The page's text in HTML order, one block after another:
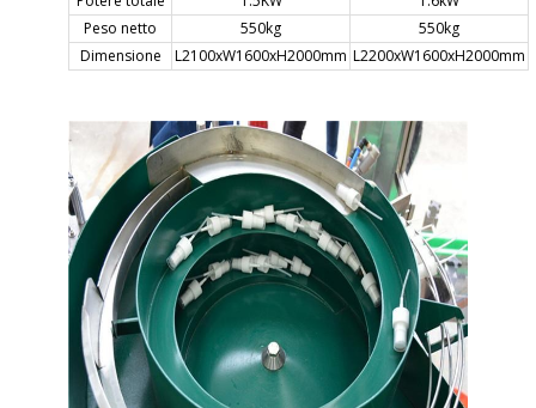
Peso netto
550kg
550kg
Dimensione
L2100xW1600xH2000mm L2200xW1600xH2000mm